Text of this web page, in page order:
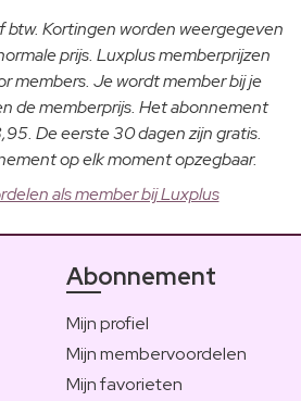
btw. Kortingen worden weergegeven
prijs. Luxplus memberprijzen
members. Je wordt member bij je
de memberprijs. Het abonnement
De eerste 30 dagen zijn gratis.
op elk moment opzegbaar.
als member bij Luxplus
Abonnement
Mijn profiel
Mijn membervoordelen
Mijn favorieten